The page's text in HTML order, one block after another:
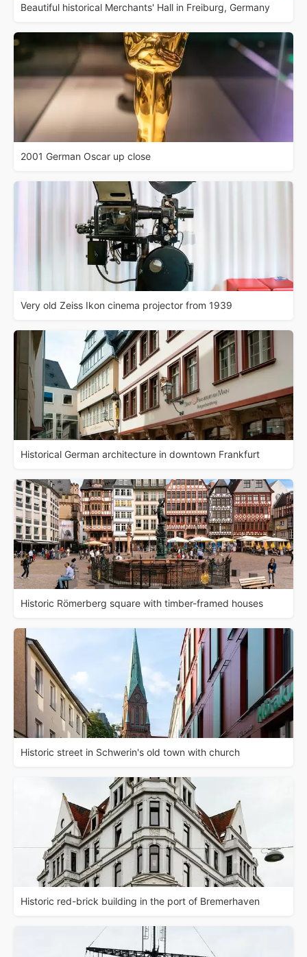
Beautiful historical Merchants' Hall in Freiburg, Germany
2001 German Oscar up close
Very old Zeiss Ikon cinema projector from 1939
Historical German architecture in downtown Frankfurt
Historic Römerberg square with timber-framed houses
Historic street in Schwerin's old town with church
Historic red-brick building in the port of Bremerhaven